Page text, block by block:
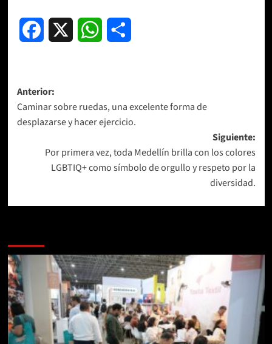
Facebook WhatsApp
Navegación
de
entradas
Anterior:
Caminar sobre ruedas, una excelente forma de
desplazarse y hacer ejercicio.
Siguiente:
Por primera vez, toda Medellín brilla con los colores
LGBTIQ+ como símbolo de orgullo y respeto por la
diversidad.